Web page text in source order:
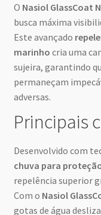
O Nasiol GlassCoat
busca máxima
Este avançado
marinho cria uma
sujeira, garantindo
permaneçam
adversas.
Principais
Desenvolvido com
chuva para
repelência superior
Com o Nasiol
gotas de água